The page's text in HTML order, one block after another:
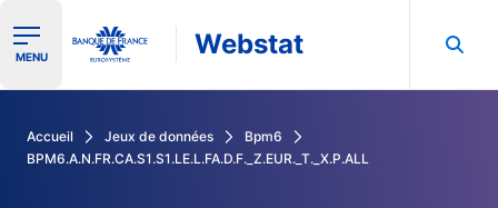
Ouvrir le menu de navigation
MENU Webstat
Accueil Jeux de données
Bpm6
BPM6.A.N.FR.CA.S1.S1.LE.L.FA.D.F._Z.EUR._T._X.P.ALL